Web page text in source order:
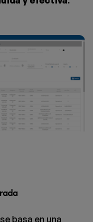
basa en una